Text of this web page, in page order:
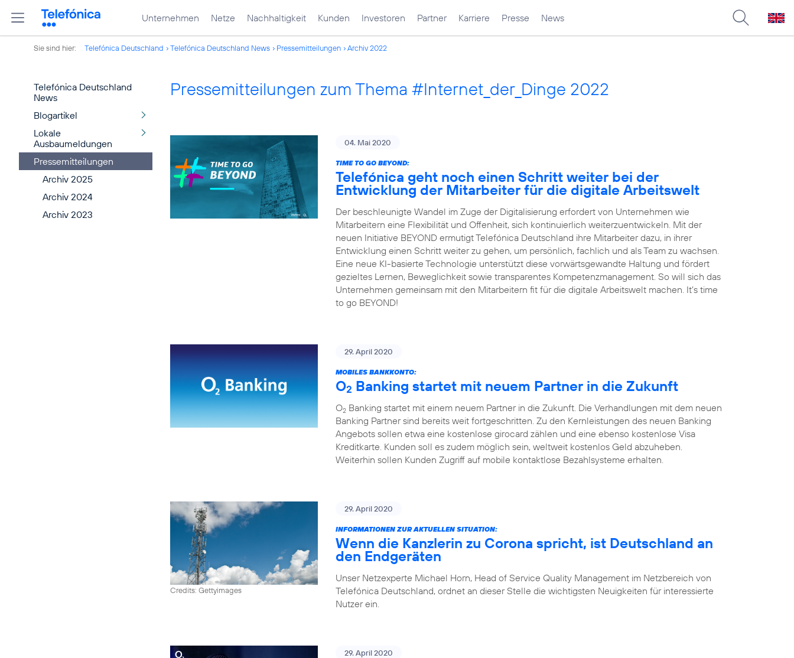
Unternehmen Netze Nachhaltigkeit Kunden Investoren Partner Karriere Presse News
Sie sind hier: Telefónica Deutschland Telefónica Deutschland News Pressemitteilungen Archiv 2022
Telefónica Deutschland
News
Blogartikel
Lokale
Ausbaumeldungen
Pressemitteilungen
Archiv 2025
Archiv 2024
Archiv 2023
Pressemitteilungen zum Thema #Internet_der_Dinge 2022
04. Mai 2020
TIME TO GO BEYOND:
Telefónica geht noch einen Schritt weiter bei der
Entwicklung der Mitarbeiter für die digitale Arbeitswelt
Der beschleunigte Wandel im Zuge der Digitalisierung erfordert von Unternehmen wie
Mitarbeitern eine Flexibilität und Offenheit, sich kontinuierlich weiterzuentwickeln. Mit der
neuen Initiative BEYOND ermutigt Telefónica Deutschland ihre Mitarbeiter dazu, in ihrer
Entwicklung einen Schritt weiter zu gehen, um persönlich, fachlich und als Team zu wachsen.
Eine neue KI-basierte Technologie unterstützt diese vorwärtsgewandte Haltung und fördert
gezieltes Lernen, Beweglichkeit sowie transparentes Kompetenzmanagement. So will sich das
Unternehmen gemeinsam mit den Mitarbeitern fit für die digitale Arbeitswelt machen. It’s time
to go BEYOND!
29. April 2020
MOBILES BANKKONTO:
O2 Banking startet mit neuem Partner in die Zukunft
O2 Banking startet mit einem neuem Partner in die Zukunft. Die Verhandlungen mit dem neuen
Banking Partner sind bereits weit fortgeschritten. Zu den Kernleistungen des neuen Banking
Angebots sollen etwa eine kostenlose girocard zählen und eine ebenso kostenlose Visa
Kreditkarte. Kunden soll es zudem möglich sein, weltweit kostenlos Geld abzuheben.
Weiterhin sollen Kunden Zugriff auf mobile kontaktlose Bezahlsysteme erhalten.
Credits: Gettyimages
29. April 2020
INFORMATIONEN ZUR AKTUELLEN SITUATION:
Wenn die Kanzlerin zu Corona spricht, ist Deutschland an
den Endgeräten
Unser Netzexperte Michael Horn, Head of Service Quality Management im Netzbereich von
Telefónica Deutschland, ordnet an dieser Stelle die wichtigsten Neuigkeiten für interessierte
Nutzer ein.
29. April 2020